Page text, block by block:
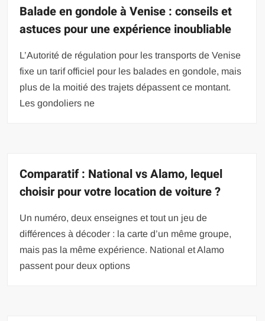
Balade en gondole à Venise : conseils et
astuces pour une expérience inoubliable
L’Autorité de régulation pour les transports de Venise
fixe un tarif officiel pour les balades en gondole, mais
plus de la moitié des trajets dépassent ce montant.
Les gondoliers ne
Comparatif : National vs Alamo, lequel
choisir pour votre location de voiture ?
Un numéro, deux enseignes et tout un jeu de
différences à décoder : la carte d’un même groupe,
mais pas la même expérience. National et Alamo
passent pour deux options